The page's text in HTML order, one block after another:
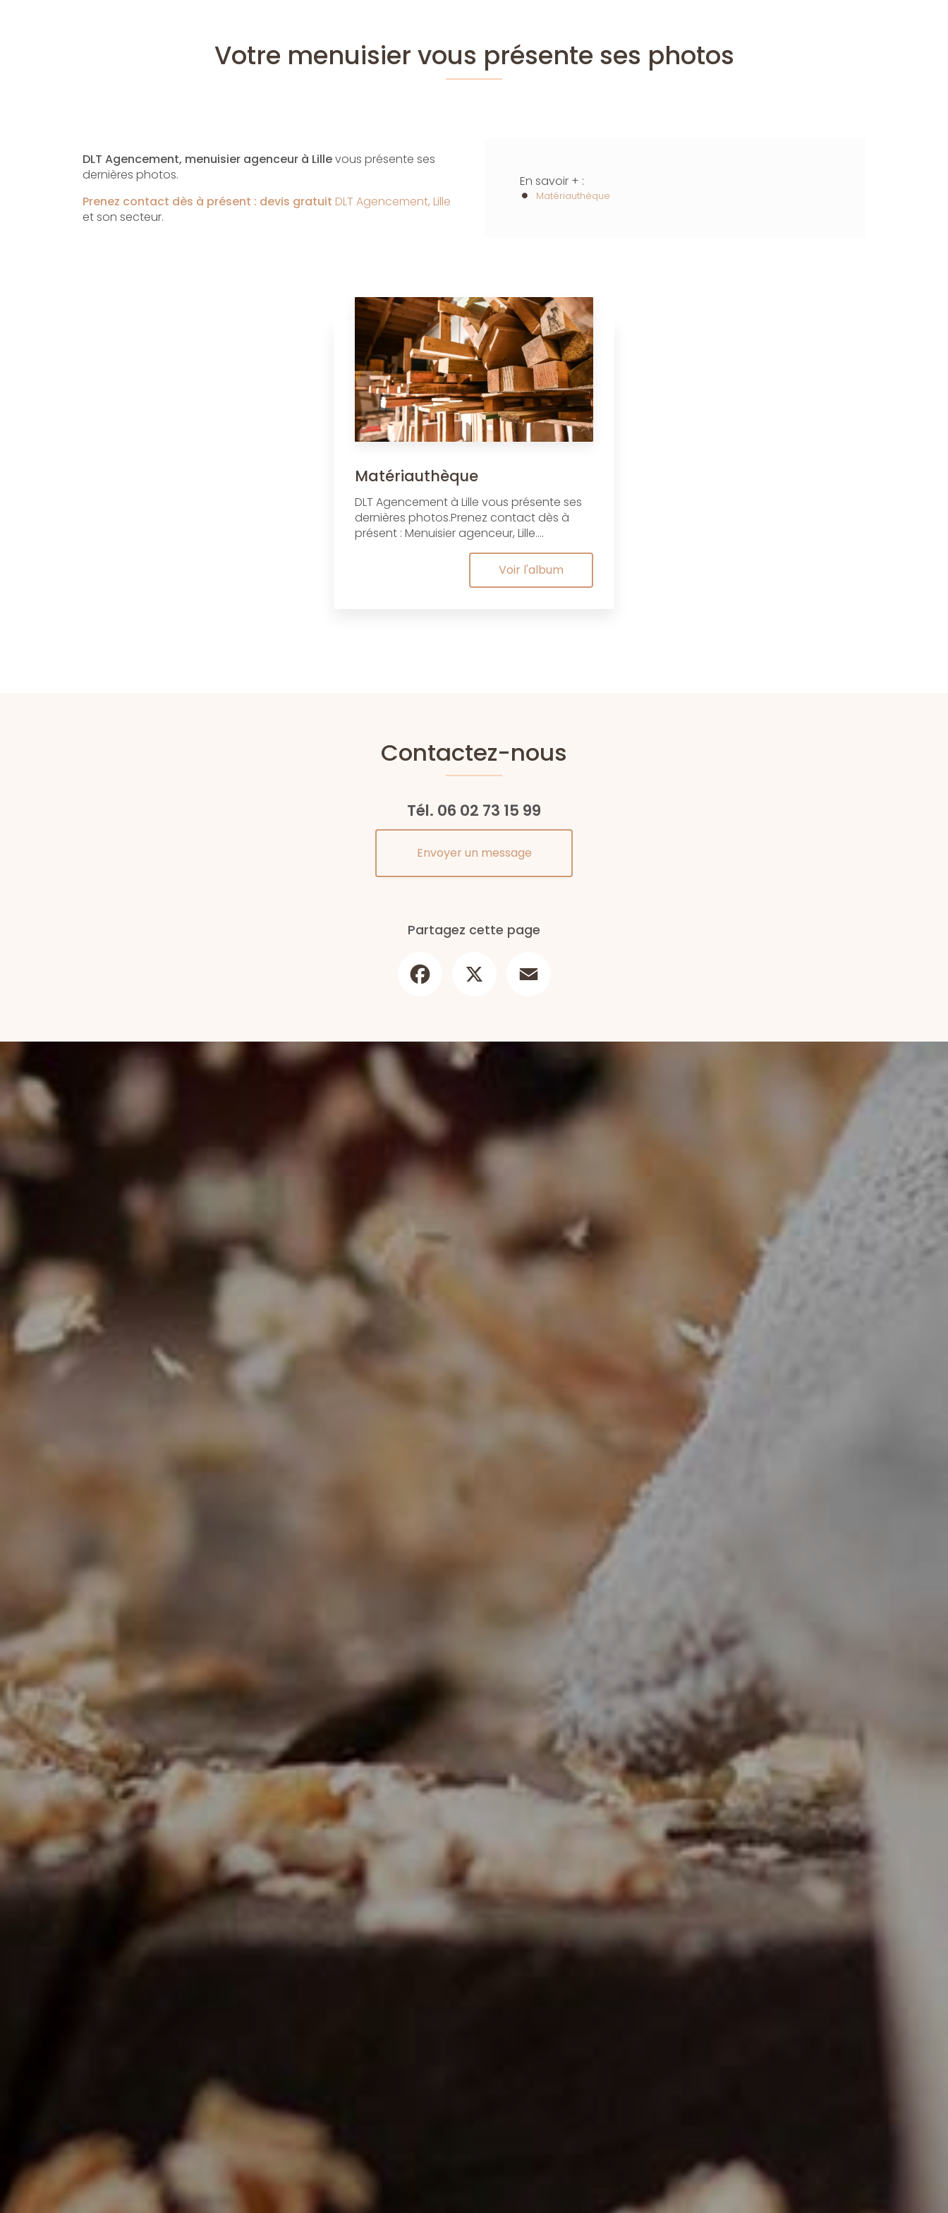
Votre menuisier vous présente ses photos
DLT Agencement, menuisier agenceur à Lillevous présente ses
dernières photos.
Prenez contact dès à présent : devis gratuit DLT Agencement, Lille
et son secteur.
En savoir + :
Matériauthèque
Matériauthèque
DLT Agencement à Lille vous présente ses
dernières photos.Prenez contact dès à
présent : Menuisier agenceur, Lille....
Voir l'album
Contactez-nous
Tél. 06 02 73 15 99
Envoyer un message
Partagez cette page